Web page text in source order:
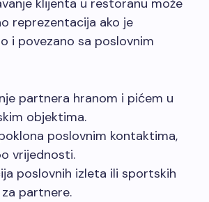
klijenta u restoranu može
reprezentacija ako je
i povezano sa poslovnim
partnera hranom i pićem u
objektima.
poslovnim kontaktima,
vrijednosti.
poslovnih izleta ili sportskih
partnere.